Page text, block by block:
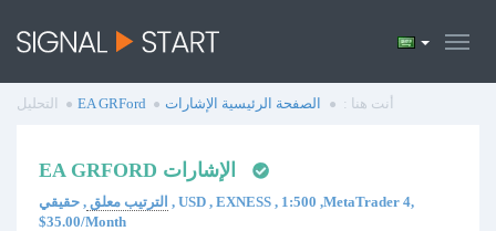
أنت هنا : الصفحة الرئيسية الإشارات EA GRFord التحليل
EA GRFORD الإشارات
الترتيب معلق , حقيقي , USD , EXNESS , 1:500 ,MetaTrader 4,
$35.00/Month